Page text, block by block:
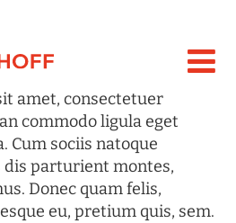
amet, consectetuer
commodo ligula eget
Cum sociis natoque
parturient montes,
Donec quam felis,
eu, pretium quis, sem.